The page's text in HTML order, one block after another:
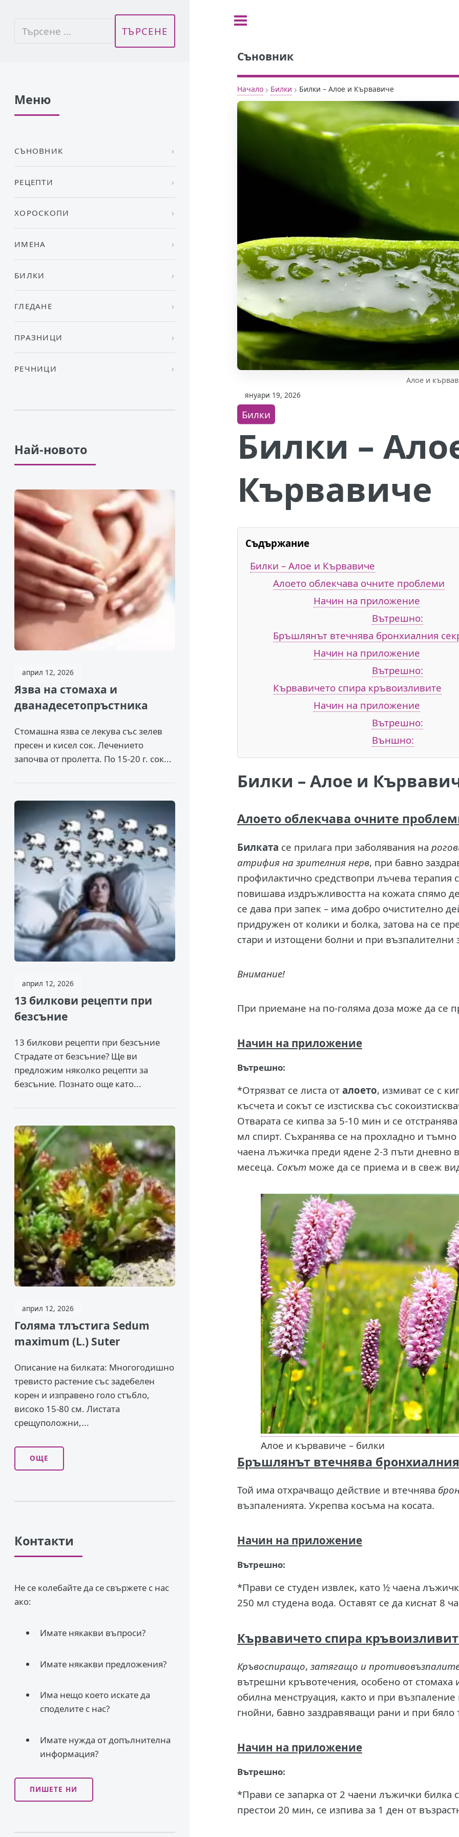
Съновник
Начало › Билки › Билки – Алое и Кървавиче
Алое и
януари 19, 2026
Билки
Билки –
Кървавиче
Съдържание
Билки – Алое и Кървавиче
Алоето облекчава очните проблеми
Начин на приложение
Вътрешно:
Бръшлянът втечнява бронхиалния
Начин на приложение
Вътрешно:
Кървавичето спира кръвоизливите
Начин на приложение
Вътрешно:
Външно:
Билки – Алое и
Алоето облекчава очните
Билката се прилага при заболявания на
атрифия на зрителния нерв, при бавно
профилактично средствопри лъчева терапия
повишава издръжливостта на кожата спямо
се дава при запек – има добро очистително
придружен от колики и болка, затова на се
стари и изтощени болни и при възпалителни
Внимание!
При приемане на по-голяма доза може да се
Начин на приложение
Вътрешно:
*Отрязват се листа от алоето, измиват се с
късчета и сокът се изстисква със
Отварата се кипва за 5-10 мин и се
мл спирт. Съхранява се на прохладно и
чаена лъжичка преди ядене 2-3 пъти
месеца. Сокътможе да се приема и в свеж
Алое и кървавиче – билки
Бръшлянът втечнява
Той има отхрачващо действие и втечнява
възпаленията. Укрепва косъма на косата.
Начин на приложение
Вътрешно:
*Прави се студен извлек, като ½ чаена
250 мл студена вода. Оставят се да киснат 8
Кървавичето спира
Кръвоспиращо, затягащо и
вътрешни кръвотечения, особено от
обилна менструация, както и при
гнойни, бавно заздравяващи рани и при
Начин на приложение
Вътрешно:
*Прави се запарка от 2 чаени лъжички билка
престои 20 мин, се изпива за 1 ден от
Меню
СЪНОВНИК
РЕЦЕПТИ
ХОРОСКОПИ
ИМЕНА
БИЛКИ
ГЛЕДАНЕ
ПРАЗНИЦИ
РЕЧНИЦИ
Най-новото
април 12, 2026
Язва на стомаха и
дванадесетопръстника
Стомашна язва се лекува със зелев
пресен и кисел сок. Лечението
започва от пролетта. По 15-20 г. сок...
април 12, 2026
13 билкови рецепти при
безсъние
13 билкови рецепти при безсъние
Страдате от безсъние? Ще ви
предложим няколко рецепти за
безсъние. Познато още като...
април 12, 2026
Голяма тлъстига Sedum
maximum (L.) Suter
Описание на билката: Многогодишно
тревисто растение със задебелен
корен и изправено го­ло стъбло,
високо 15-80 см. Листата
срещуположни,...
ОЩЕ
Контакти
Не се колебайте да се свържете с нас
ако:
Имате някакви въпроси?
Имате някакви предложения?
Има нещо което искате да
споделите с нас?
Имате нужда от допълнителна
информация?
ПИШЕТЕ НИ